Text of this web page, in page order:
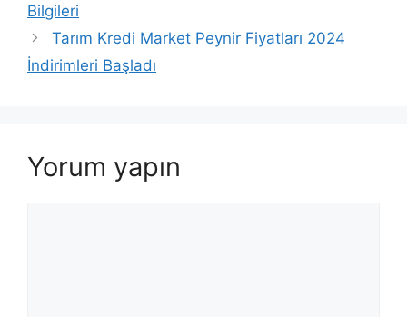
Bilgileri
Tarım Kredi Market Peynir Fiyatları 2024
İndirimleri Başladı
Yorum yapın